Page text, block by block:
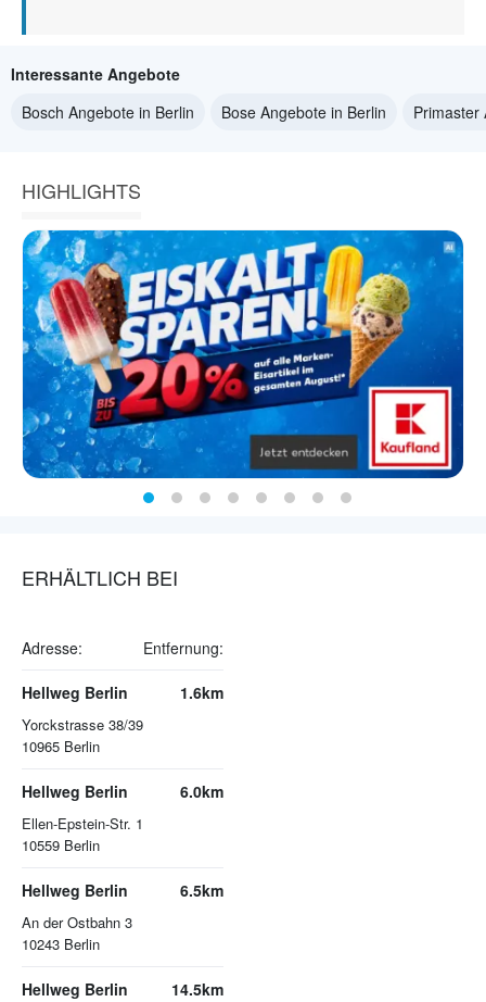
Interessante Angebote
Bosch Angebote in Berlin
Bose Angebote in Berlin Primaster
HIGHLIGHTS
ERHÄLTLICH BEI
Adresse: Entfernung:
Hellweg Berlin
Yorckstrasse 38/39
10965 Berlin
1.6km
Hellweg Berlin
Ellen-Epstein-Str. 1
10559 Berlin
6.0km
Hellweg Berlin
An der Ostbahn 3
10243 Berlin
6.5km
Hellweg Berlin 14.5km